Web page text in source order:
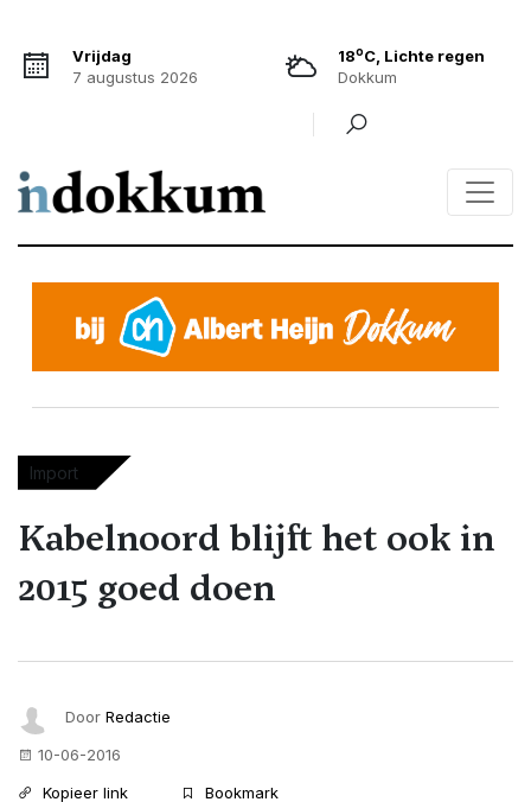
Vrijdag
7 augustus 2026
18oC, Lichte regen
Dokkum
Import
Kabelnoord blijft het ook in
2015 goed doen
Door Redactie
10-06-2016
Kopieer link
Bookmark